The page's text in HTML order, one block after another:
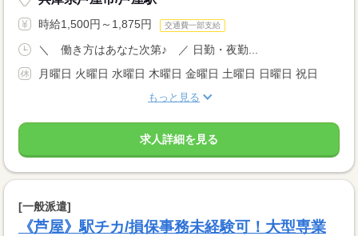
時給1,500円～1,875円 交通費一部支給
＼ 働き方はあなた次第♪ ／ 日勤・夜勤...
月曜日 火曜日 水曜日 木曜日 金曜日 土曜日 日曜日 祝日
もっと見る
求人詳細を見る
[一般派遣]
《芦屋》駅チカ/損保事務未経験可！大型専業